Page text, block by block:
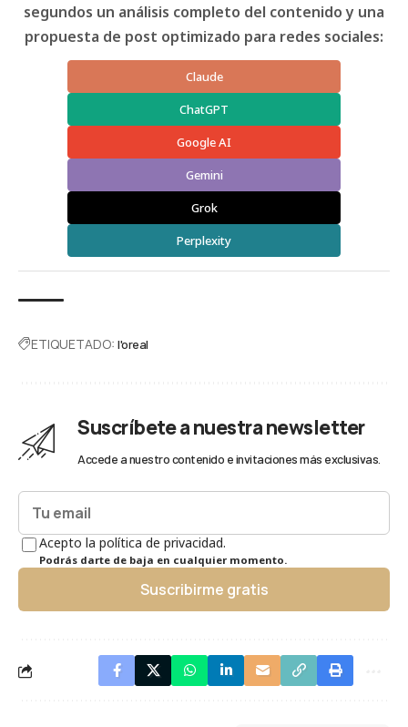
segundos un análisis completo del contenido y una
propuesta de post optimizado para redes sociales:
Claude
ChatGPT
Google AI
Gemini
Grok
Perplexity
ETIQUETADO: l'oreal
Suscríbete a nuestra newsletter
Accede a nuestro contenido e invitaciones más exclusivas.
Acepto la política de privacidad.
Podrás darte de baja en cualquier momento.
Suscribirme gratis